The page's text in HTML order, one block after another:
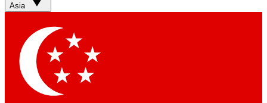
Asia